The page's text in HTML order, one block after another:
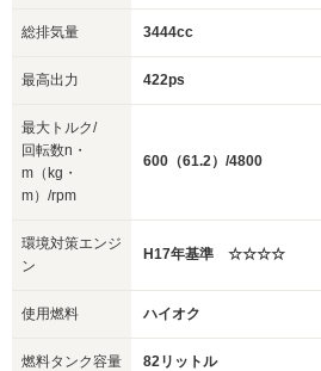
総排気量 3444cc
最高出力 422ps
最大トルク/
回転数n・
m（kg・
m）/rpm
600（61.2）/4800
環境対策エンジ
ン
H17年基準 ☆☆☆☆
使用燃料 ハイオク
燃料タンク容量 82リットル